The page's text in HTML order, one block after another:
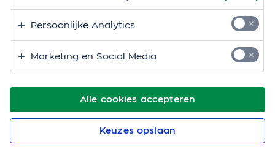
verzekeringskaarten.
Polisvoorwaarden OHRA
Inboedelverzekering
Polisvoorwaarden OHRA Inboedelverzekering
Verzekeringskaarten
Alle cookies accepteren
Persoonlijke Analytics
Marketing en Social Media
Keuzes opslaan